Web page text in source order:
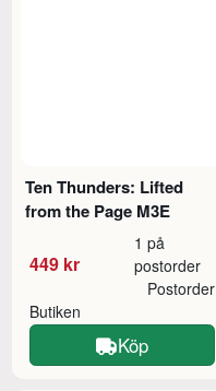
Ten Thunders: Lifted
from the Page M3E
449 kr
1 på
postorder
Butiken
Postorder
Köp